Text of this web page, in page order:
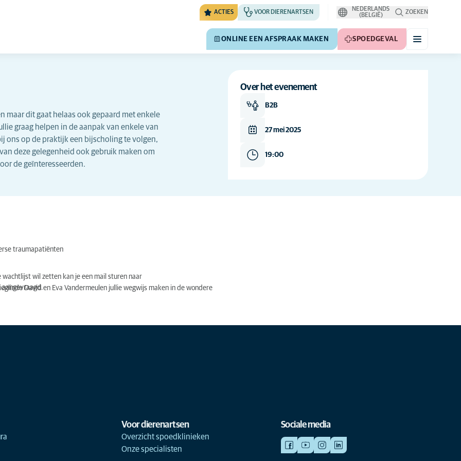
ACTIES VOOR DIERENARTSEN
NEDERLANDS
(BELGIË)
ZOEKEN
ONLINE EEN AFSPRAAK MAKEN SPOEDGEVAL
maar dit gaat helaas ook gepaard met enkele
graag helpen in de aanpak van enkele van
ons op de praktijk een bijscholing te volgen,
deze gelegenheid ook gebruik maken om
de geïnteresseerden.
Over het evenement
B2B
27 mei 2025
19:00
traumapatiënten
wil zetten kan je een mail sturen naar
aangevraagd.David en Eva Vandermeulen jullie wegwijs maken in de wondere
Voor dierenartsen
Overzicht spoedklinieken
Onze specialisten
Sociale media